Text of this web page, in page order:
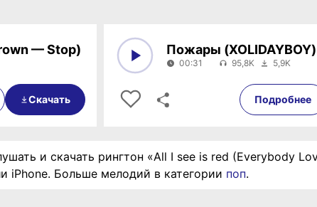
— Stop)
Скачать
00:31
Пожары (XOLIDAYBOY)
00:31 95,8K 5,9K
Подробнее
и скачать рингтон «All I see is red (Everybody
iPhone. Больше мелодий в категории поп.